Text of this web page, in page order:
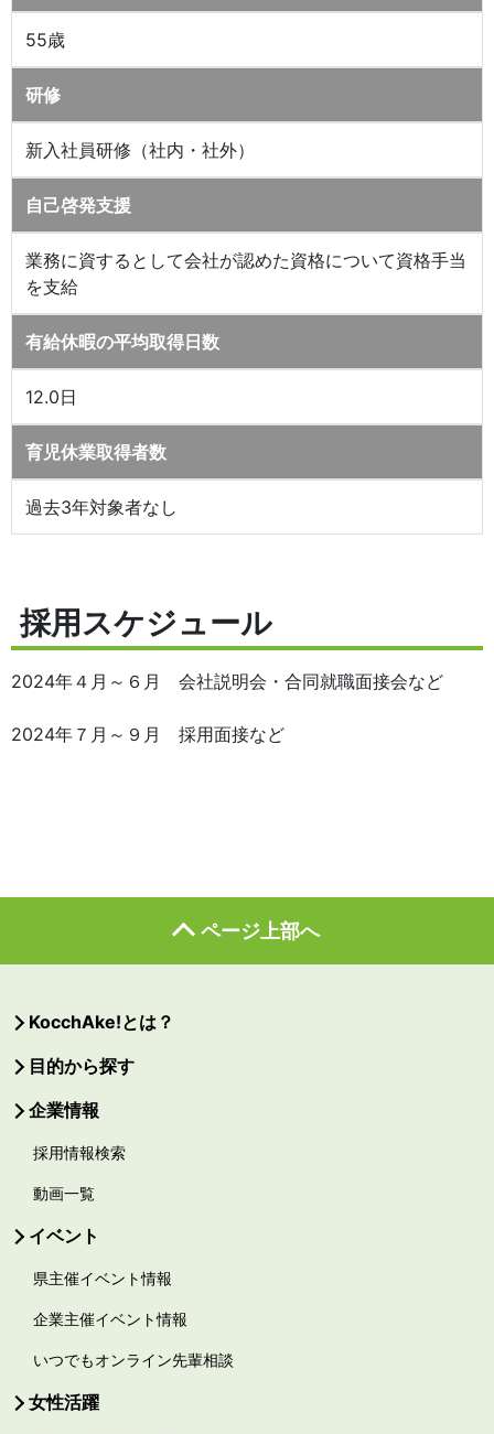
55歳
研修
新入社員研修（社内・社外）
自己啓発支援
業務に資するとして会社が認めた資格について資格手当
を支給
有給休暇の平均取得日数
12.0日
育児休業取得者数
過去3年対象者なし
採用スケジュール
2024年４月～６月 会社説明会・合同就職面接会など
2024年７月～９月 採用面接など
ページ上部へ
KocchAke!とは？
目的から探す
企業情報
採用情報検索
動画一覧
イベント
県主催イベント情報
企業主催イベント情報
いつでもオンライン先輩相談
女性活躍